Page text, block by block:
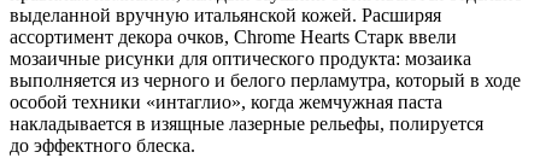
выделанной вручную итальянской кожей. Расширяя
ассортимент декора очков, Chrome Hearts Старк ввели
мозаичные рисунки для оптического продукта: мозаика
выполняется из черного и белого перламутра, который в ходе
особой техники «интаглио», когда жемчужная паста
накладывается в изящные лазерные рельефы, полируется
до эффектного блеска.